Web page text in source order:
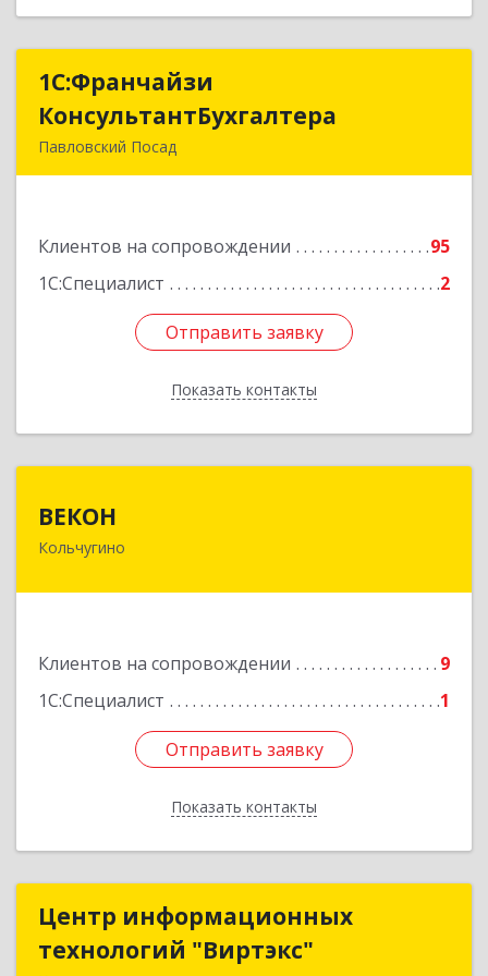
1С:Франчайзи
КонсультантБухгалтера
Павловский Посад
Клиентов на сопровождении
95
1С:Специалист
2
Отправить заявку
Показать контакты
КонсультантБухгалтера
Подробнее
Отправить заявку
Назад
ВЕКОН
Кольчугино
Клиентов на сопровождении
9
1С:Специалист
1
Отправить заявку
Показать контакты
601785, Владимирская обл, Кольчугинский р-н,
Отправить заявку
Назад
Центр информационных
технологий "Виртэкс"
Центр информационных
технологий "Виртэкс"